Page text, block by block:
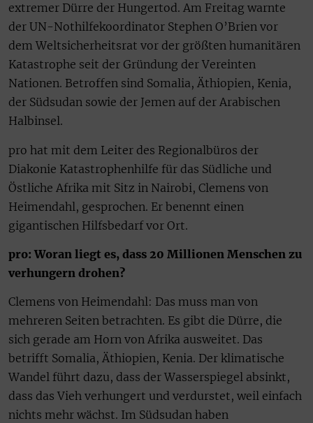
extremer Dürre der Hungertod. Am Freitag warnte
der UN-Nothilfekoordinator Stephen O’Brien vor
dem Weltsicherheitsrat vor der größten humanitären
Katastrophe seit der Gründung der Vereinten
Nationen. Betroffen sind Somalia, Äthiopien, Kenia,
der Südsudan sowie der Jemen auf der Arabischen
Halbinsel.
pro hat mit dem Leiter des Regionalbüros der
Diakonie Katastrophenhilfe für das Südliche und
Östliche Afrika mit Sitz in Nairobi, Clemens von
Heimendahl, gesprochen. Er benennt einen
gigantischen Hilfsbedarf vor Ort.
pro: Woran liegt es, dass 20 Millionen Menschen zu
verhungern drohen?
Clemens von Heimendahl: Das muss man von
mehreren Seiten betrachten. Es gibt die Dürre, die
sich gerade am Horn von Afrika ausweitet. Das
betrifft Somalia, Äthiopien, Kenia. Der klimatische
Wandel führt dazu, dass der Wasserspiegel absinkt,
dass das Vieh verhungert und verdurstet, weil einfach
nichts mehr wächst. Im Südsudan haben